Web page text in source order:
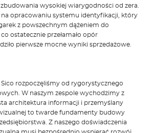
wysokiej wiarygodności od zera.
na opracowaniu systemu identyfikacji, który
z powszechnym dążeniem do
ostatecznie przełamało opór
pierwsze mocne wyniki sprzedażowe.
rozpoczęliśmy od rygorystycznego
W naszym zespole wychodzimy z
architektura informacji i przemyślany
to twarde fundamenty budowy
Z naszego doświadczenia